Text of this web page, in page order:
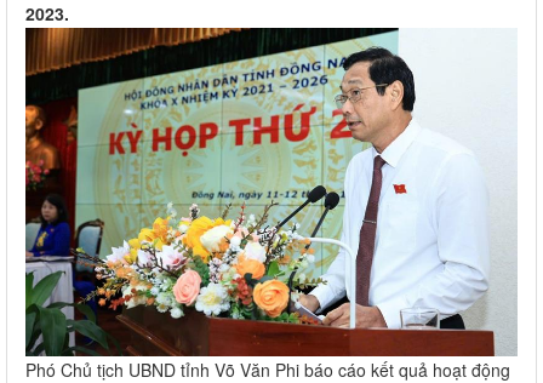
2023.
Phó Chủ tịch UBND tỉnh Võ Văn Phi báo cáo kết quả hoạt động